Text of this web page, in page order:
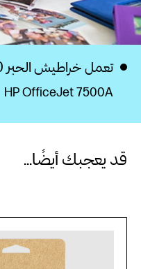
تعمل خراطيش الحبر HP 920 مع:
HP OfficeJet 7500A
قد يعجبك أيضًا...